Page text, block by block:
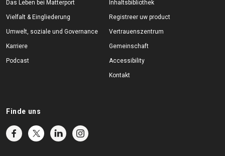
Das Leben bei Matterport
Vielfalt & Eingliederung
Umwelt, soziale und Governance
Karriere
Podcast
Inhaltsbibliothek
Registreer uw product
Vertrauenszentrum
Gemeinschaft
Accessibility
Kontakt
Finde uns